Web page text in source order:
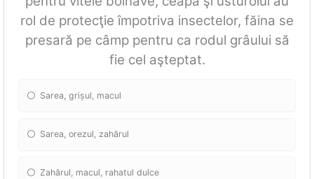
rol de protecţie împotriva insectelor, făina se
presară pe câmp pentru ca rodul grâului să
fie cel aşteptat.
Sarea, grișul, macul
Sarea, orezul, zahărul
Zahărul, macul, rahatul dulce